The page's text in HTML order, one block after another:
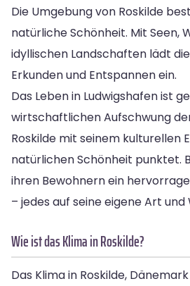
Die Umgebung von Roskilde
natürliche Schönheit. Mit Seen,
idyllischen Landschaften lädt
Erkunden und Entspannen ein.
Das Leben in Ludwigshafen ist
wirtschaftlichen Aufschwung
Roskilde mit seinem kulturellen
natürlichen Schönheit punktet.
ihren Bewohnern ein
– jedes auf seine eigene Art und
Wie ist das Klima in Roskilde?
Das Klima in Roskilde,